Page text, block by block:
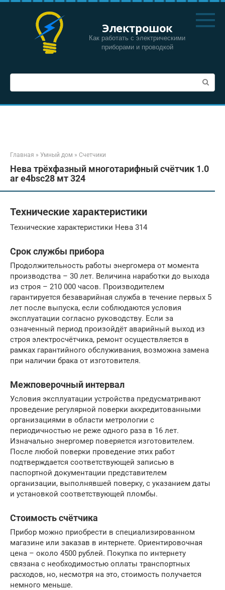
Перейти
Электрошок
Как работать с электрическими
приборами и проводкой
Поиск:
Главная » Умный дом » Счетчики
Нева трёхфазный многотарифный счётчик 1.0
ar e4bsc28 мт 324
Технические характеристики
Технические характеристики Нева 314
Срок службы прибора
Продолжительность работы энергомера от момента
производства – 30 лет. Величина наработки до выхода
из строя – 210 000 часов. Производителем
гарантируется безаварийная служба в течение первых 5
лет после выпуска, если соблюдаются условия
эксплуатации согласно руководству. Если за
означенный период произойдёт аварийный выход из
строя электросчётчика, ремонт осуществляется в
рамках гарантийного обслуживания, возможна замена
при наличии брака от изготовителя.
Межповерочный интервал
Условия эксплуатации устройства предусматривают
проведение регулярной поверки аккредитованными
организациями в области метрологии с
периодичностью не реже одного раза в 16 лет.
Изначально энергомер поверяется изготовителем.
После любой поверки проведение этих работ
подтверждается соответствующей записью в
паспортной документации представителем
организации, выполнявшей поверку, с указанием даты
и установкой соответствующей пломбы.
Стоимость счётчика
Прибор можно приобрести в специализированном
магазине или заказав в интернете. Ориентировочная
цена – около 4500 рублей. Покупка по интернету
связана с необходимостью оплаты транспортных
расходов, но, несмотря на это, стоимость получается
немного меньше.